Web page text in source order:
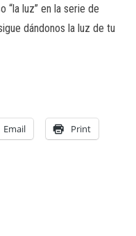
“la luz” en la serie de
dándonos la luz de tu
Email Print